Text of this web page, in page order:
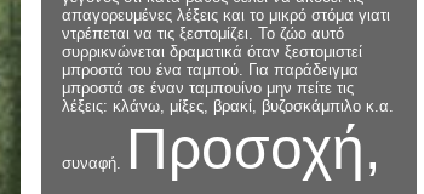
απαγορευμένες λέξεις και το μικρό στόμα γιατι
ντρέπεται να τις ξεστομίζει. Το ζώο αυτό
συρρικνώνεται δραματικά όταν ξεστομιστεί
μπροστά του ένα ταμπού. Για παράδειγμα
μπροστά σε έναν ταμπουίνο μην πείτε τις
λέξεις: κλάνω, μίξες, βρακί, βυζοσκάμπιλο κ.α.
συναφή.
Προσοχή,